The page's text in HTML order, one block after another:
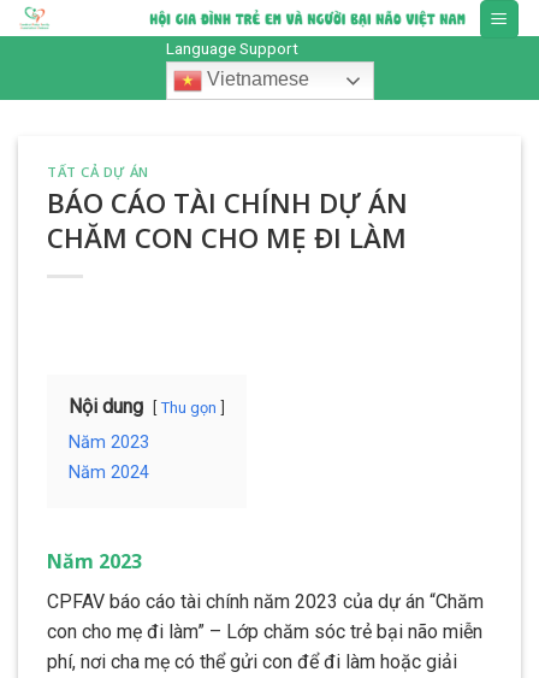
Skip
to
Language Support
Vietnamese
TẤT CẢ DỰ ÁN
BÁO CÁO TÀI CHÍNH DỰ ÁN
CHĂM CON CHO MẸ ĐI LÀM
Nội dung Thu gọn
Năm 2023
Năm 2024
Năm 2023
CPFAV báo cáo tài chính năm 2023 của dự án “Chăm
con cho mẹ đi làm” – Lớp chăm sóc trẻ bại não miễn
phí, nơi cha mẹ có thể gửi con để đi làm hoặc giải